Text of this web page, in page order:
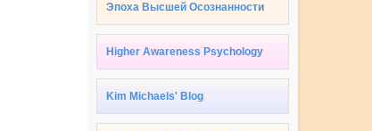
Эпоха Высшей Осознанности
Higher Awareness Psychology
Kim Michaels' Blog